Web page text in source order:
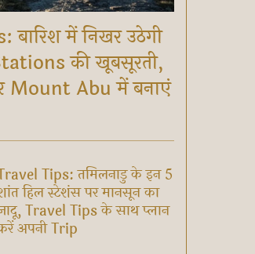
बारिश में निखर उठेगी
की खूबसूरती,
Abu में बनाएं
Tips: तमिलनाडु के इन 5
हिल स्टेशंस पर मानसून का
Travel Tips के साथ प्लान
अपनी Trip